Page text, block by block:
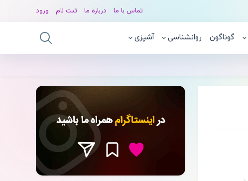
تماس با ما درباره ما ثبت نام ورود
گوناگون روانشناسی آشپزی